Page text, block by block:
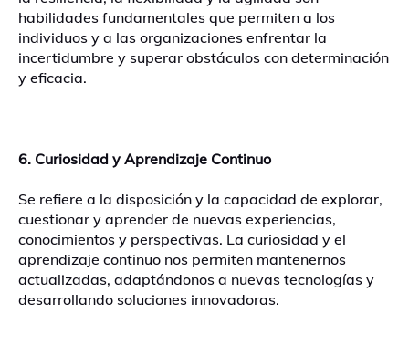
habilidades fundamentales que permiten a los
individuos y a las organizaciones enfrentar la
incertidumbre y superar obstáculos con determinación
y eficacia.
6. Curiosidad y Aprendizaje Continuo
Se refiere a la disposición y la capacidad de explorar,
cuestionar y aprender de nuevas experiencias,
conocimientos y perspectivas. La curiosidad y el
aprendizaje continuo nos permiten mantenernos
actualizadas, adaptándonos a nuevas tecnologías y
desarrollando soluciones innovadoras.